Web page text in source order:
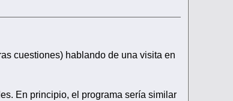
cuestiones) hablando de una visita en
En principio, el programa sería similar